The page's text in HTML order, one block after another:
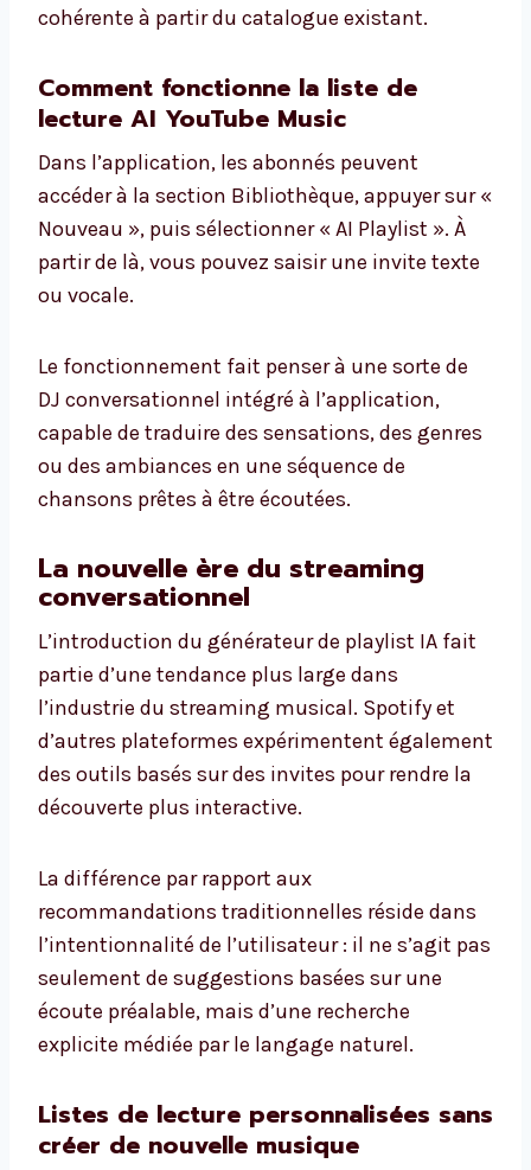
cohérente à partir du catalogue existant.
Comment fonctionne la liste de
lecture AI YouTube Music
Dans l’application, les abonnés peuvent
accéder à la section Bibliothèque, appuyer sur «
Nouveau », puis sélectionner « AI Playlist ». À
partir de là, vous pouvez saisir une invite texte
ou vocale.
Le fonctionnement fait penser à une sorte de
DJ conversationnel intégré à l’application,
capable de traduire des sensations, des genres
ou des ambiances en une séquence de
chansons prêtes à être écoutées.
La nouvelle ère du streaming
conversationnel
L’introduction du générateur de playlist IA fait
partie d’une tendance plus large dans
l’industrie du streaming musical. Spotify et
d’autres plateformes expérimentent également
des outils basés sur des invites pour rendre la
découverte plus interactive.
La différence par rapport aux
recommandations traditionnelles réside dans
l’intentionnalité de l’utilisateur : il ne s’agit pas
seulement de suggestions basées sur une
écoute préalable, mais d’une recherche
explicite médiée par le langage naturel.
Listes de lecture personnalisées sans
créer de nouvelle musique